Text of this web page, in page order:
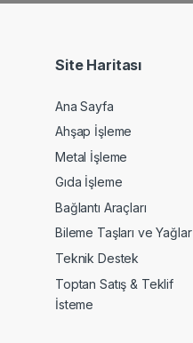
Site Haritası
Ana Sayfa
Ahşap İşleme
Metal İşleme
Gıda İşleme
Bağlantı Araçları
Bileme Taşları ve Yağlar
Teknik Destek
Toptan Satış & Teklif
İsteme